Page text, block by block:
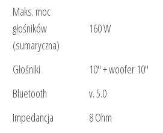
Maks. moc
głośników
(sumaryczna)
160 W
Głośniki
10" + woofer 10"
Bluetooth
v. 5.0
Impedancja
8 Ohm